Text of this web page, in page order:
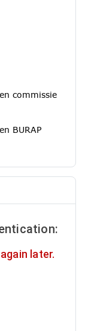
commissie
BURAP